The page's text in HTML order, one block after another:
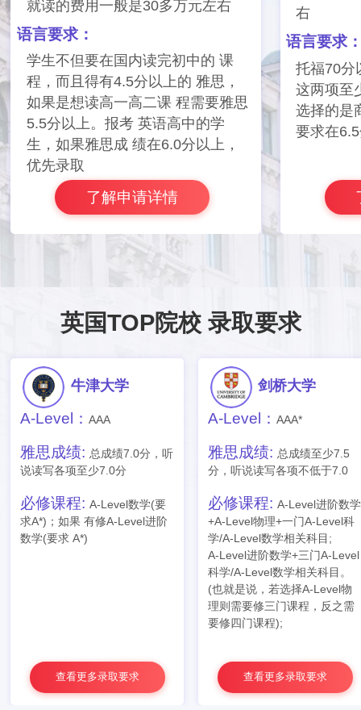
就读的费用一般是30多万元左右
语言要求：
学生不但要在国内读完初中的 课
程，而且得有4.5分以上的 雅思，
如果是想读高一高二课 程需要雅思
5.5分以上。报考 英语高中的学
生，如果雅思成 绩在6.0分以上，
优先录取
了解申请详情
右
语言要求
托福70分
这两项至
选择的是
要求在
英国TOP院校 录取要求
牛津大学
A-Level：AAA
雅思成绩:总成绩7.0分，听
说读写各项至少7.0分
必修课程:A-Level数学(要
求A*)；如果 有修A-Level进阶
数学(要求 A*)
查看更多录取要求
剑桥大学
A-Level：AAA*
雅思成绩:总成绩至少7.5
分，听说读写各项不低于7.0
必修课程:A-Level进阶数学
+A-Level物理+一门A-Level科
学/A-Level数学相关科目;
A-Level进阶数学+三门A-Level
科学/A-Level数学相关科目。
(也就是说，若选择A-Level物
理则需要修三门课程，反之需
要修四门课程);
查看更多录取要求